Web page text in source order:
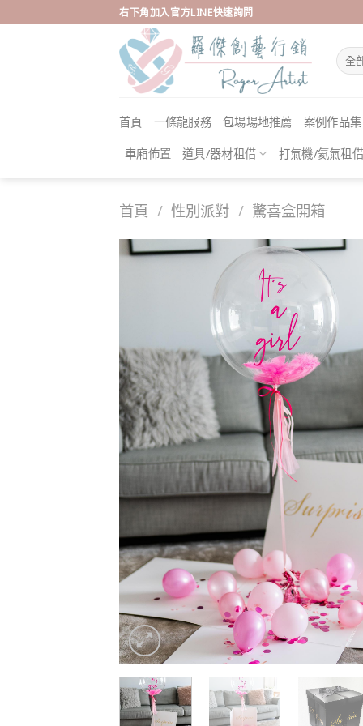
to
右下角加入官方LINE快速詢問
首頁 一條龍服務 包場場地推薦 案例作品集
車廂佈置 道具/器材租借 打氣機/氦氣租借
首頁 / 性別派對 / 驚喜盒開箱